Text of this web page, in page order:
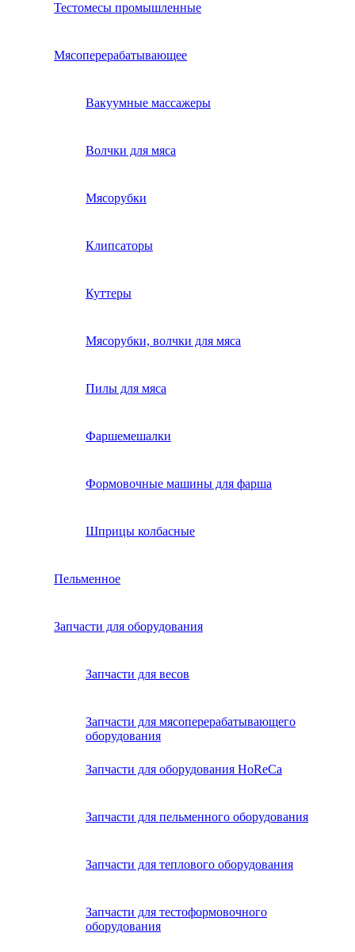
Тестомесы промышленные
Мясоперерабатывающее
Вакуумные массажеры
Волчки для мяса
Мясорубки
Клипсаторы
Куттеры
Мясорубки, волчки для мяса
Пилы для мяса
Фаршемешалки
Формовочные машины для фарша
Шприцы колбасные
Пельменное
Запчасти для оборудования
Запчасти для весов
Запчасти для мясоперерабатывающего
оборудования
Запчасти для оборудования HoReCa
Запчасти для пельменного оборудования
Запчасти для теплового оборудования
Запчасти для тестоформовочного
оборудования